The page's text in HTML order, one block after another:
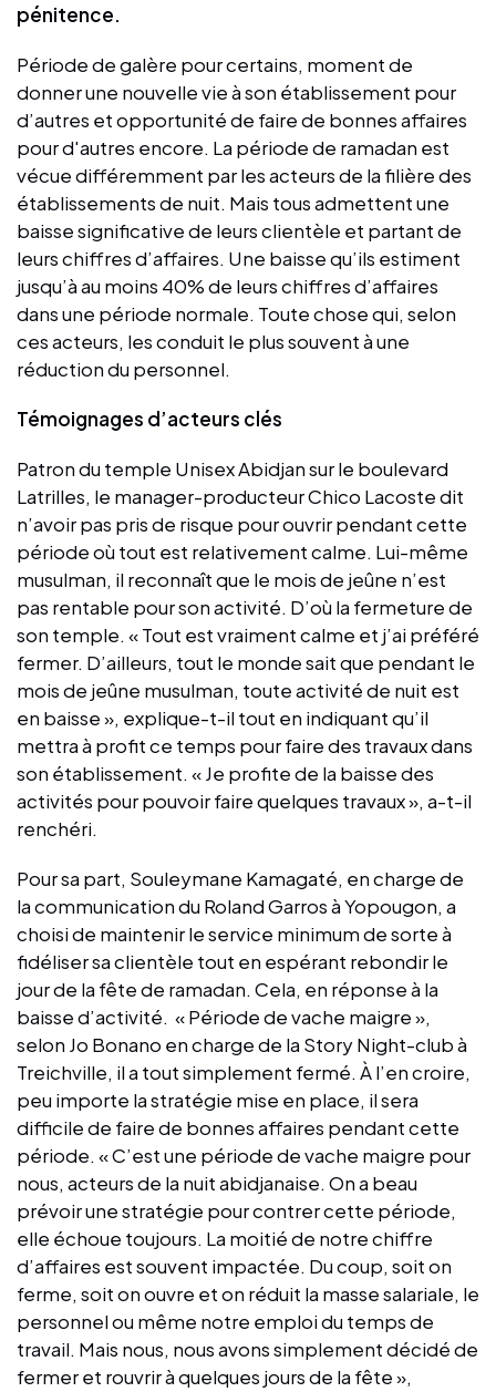
pénitence.
Période de galère pour certains, moment de
donner une nouvelle vie à son établissement pour
d’autres et opportunité de faire de bonnes affaires
pour d'autres encore. La période de ramadan est
vécue différemment par les acteurs de la filière des
établissements de nuit. Mais tous admettent une
baisse significative de leurs clientèle et partant de
leurs chiffres d’affaires. Une baisse qu’ils estiment
jusqu’à au moins 40% de leurs chiffres d’affaires
dans une période normale. Toute chose qui, selon
ces acteurs, les conduit le plus souvent à une
réduction du personnel.
Témoignages d’acteurs clés
Patron du temple Unisex Abidjan sur le boulevard
Latrilles, le manager-producteur Chico Lacoste dit
n’avoir pas pris de risque pour ouvrir pendant cette
période où tout est relativement calme. Lui-même
musulman, il reconnaît que le mois de jeûne n’est
pas rentable pour son activité. D’où la fermeture de
son temple. « Tout est vraiment calme et j’ai préféré
fermer. D’ailleurs, tout le monde sait que pendant le
mois de jeûne musulman, toute activité de nuit est
en baisse », explique-t-il tout en indiquant qu’il
mettra à profit ce temps pour faire des travaux dans
son établissement. « Je profite de la baisse des
activités pour pouvoir faire quelques travaux », a-t-il
renchéri.
Pour sa part, Souleymane Kamagaté, en charge de
la communication du Roland Garros à Yopougon, a
choisi de maintenir le service minimum de sorte à
fidéliser sa clientèle tout en espérant rebondir le
jour de la fête de ramadan. Cela, en réponse à la
baisse d’activité. « Période de vache maigre »,
selon Jo Bonano en charge de la Story Night-club à
Treichville, il a tout simplement fermé. À l’en croire,
peu importe la stratégie mise en place, il sera
difficile de faire de bonnes affaires pendant cette
période. « C’est une période de vache maigre pour
nous, acteurs de la nuit abidjanaise. On a beau
prévoir une stratégie pour contrer cette période,
elle échoue toujours. La moitié de notre chiffre
d’affaires est souvent impactée. Du coup, soit on
ferme, soit on ouvre et on réduit la masse salariale, le
personnel ou même notre emploi du temps de
travail. Mais nous, nous avons simplement décidé de
fermer et rouvrir à quelques jours de la fête »,